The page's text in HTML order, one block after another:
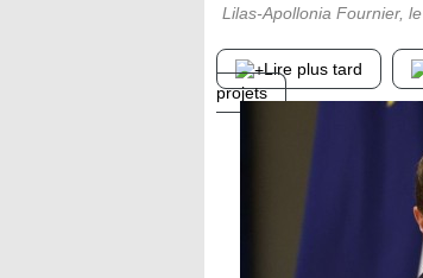
Lilas-Apollonia Fournier, le
Lire plus tard
projets